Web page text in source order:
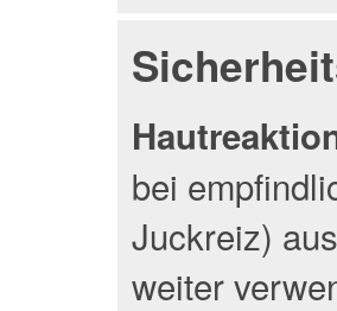
bei
Juckreiz)
weiter